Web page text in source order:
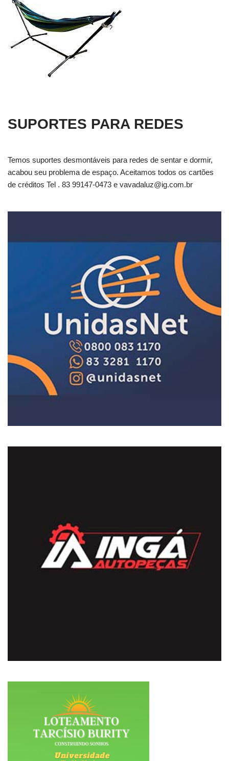
SUPORTES PARA REDES
Temos suportes desmontáveis para redes de sentar e dormir,
acabou seu problema de espaço. Aceitamos todos os cartões
de créditos Tel . 83 99147-0473 e vavadaluz@ig.com.br